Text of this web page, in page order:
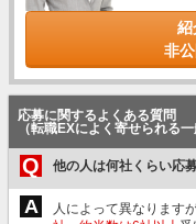
紹
非
応募に関するよくある質問
（転職EXによく寄せられる一
Q 他の人は何社くらい応
A 人によって異なりますが